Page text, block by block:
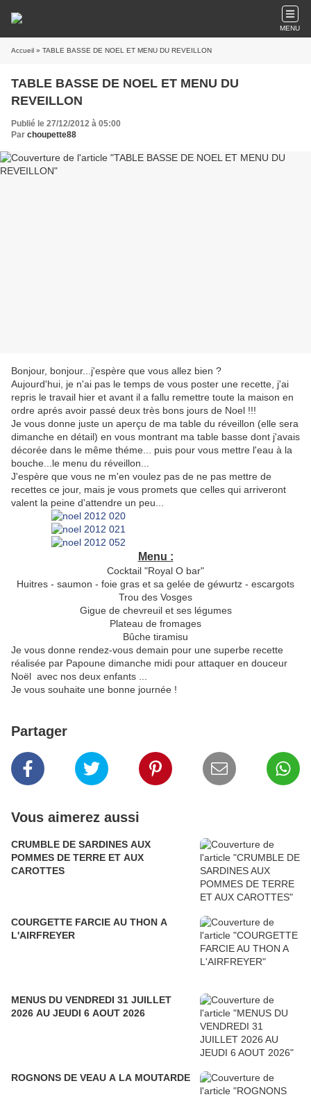
MENU
Accueil » TABLE BASSE DE NOEL ET MENU DU REVEILLON
TABLE BASSE DE NOEL ET MENU DU
REVEILLON
Publié le 27/12/2012 à 05:00
Par choupette88
Bonjour, bonjour...j'espère que vous allez bien ?
Aujourd'hui, je n'ai pas le temps de vous poster une recette, j'ai
repris le travail hier et avant il a fallu remettre toute la maison en
ordre aprés avoir passé deux très bons jours de Noel !!!
Je vous donne juste un aperçu de ma table du réveillon (elle sera
dimanche en détail) en vous montrant ma table basse dont j'avais
décorée dans le même théme... puis pour vous mettre l'eau à la
bouche...le menu du réveillon...
J'espère que vous ne m'en voulez pas de ne pas mettre de
recettes ce jour, mais je vous promets que celles qui arriveront
valent la peine d'attendre un peu...
Menu :
Cocktail "Royal O bar"
Huitres - saumon - foie gras et sa gelée de géwurtz - escargots
Trou des Vosges
Gigue de chevreuil et ses légumes
Plateau de fromages
Bûche tiramisu
Je vous donne rendez-vous demain pour une superbe recette
réalisée par Papoune dimanche midi pour attaquer en douceur
Noël avec nos deux enfants ...
Je vous souhaite une bonne journée !
Partager
Vous aimerez aussi
CRUMBLE DE SARDINES AUX
POMMES DE TERRE ET AUX
CAROTTES
COURGETTE FARCIE AU THON A
L'AIRFREYER
MENUS DU VENDREDI 31 JUILLET
2026 AU JEUDI 6 AOUT 2026
ROGNONS DE VEAU A LA MOUTARDE